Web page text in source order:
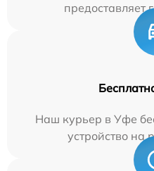
предоставляет
Наш курьер в Уфе
устройство на